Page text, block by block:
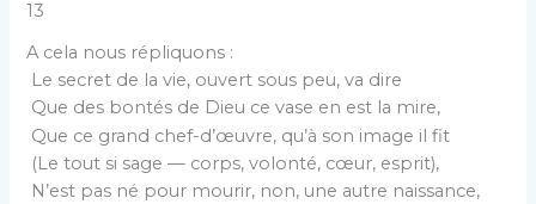
13
A cela nous répliquons :
Le secret de la vie, ouvert sous peu, va dire
Que des bontés de Dieu ce vase en est la mire,
Que ce grand chef-d’œuvre, qu’à son image il fit
(Le tout si sage — corps, volonté, cœur, esprit),
N’est pas né pour mourir, non, une autre naissance,